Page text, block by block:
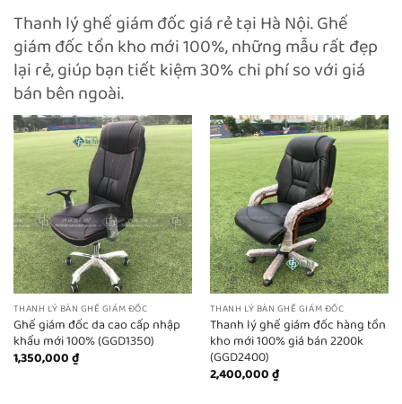
Thanh lý ghế giám đốc giá rẻ tại Hà Nội. Ghế
giám đốc tồn kho mới 100%, những mẫu rất đẹp
lại rẻ, giúp bạn tiết kiệm 30% chi phí so với giá
bán bên ngoài.
THANH LÝ BÀN GHẾ GIÁM ĐỐC
Ghế giám đốc da cao cấp nhập
khẩu mới 100% (GGD1350)
1,350,000₫
THANH LÝ BÀN GHẾ GIÁM ĐỐC
Thanh lý ghế giám đốc hàng tồn
kho mới 100% giá bán 2200k
(GGD2400)
2,400,000₫